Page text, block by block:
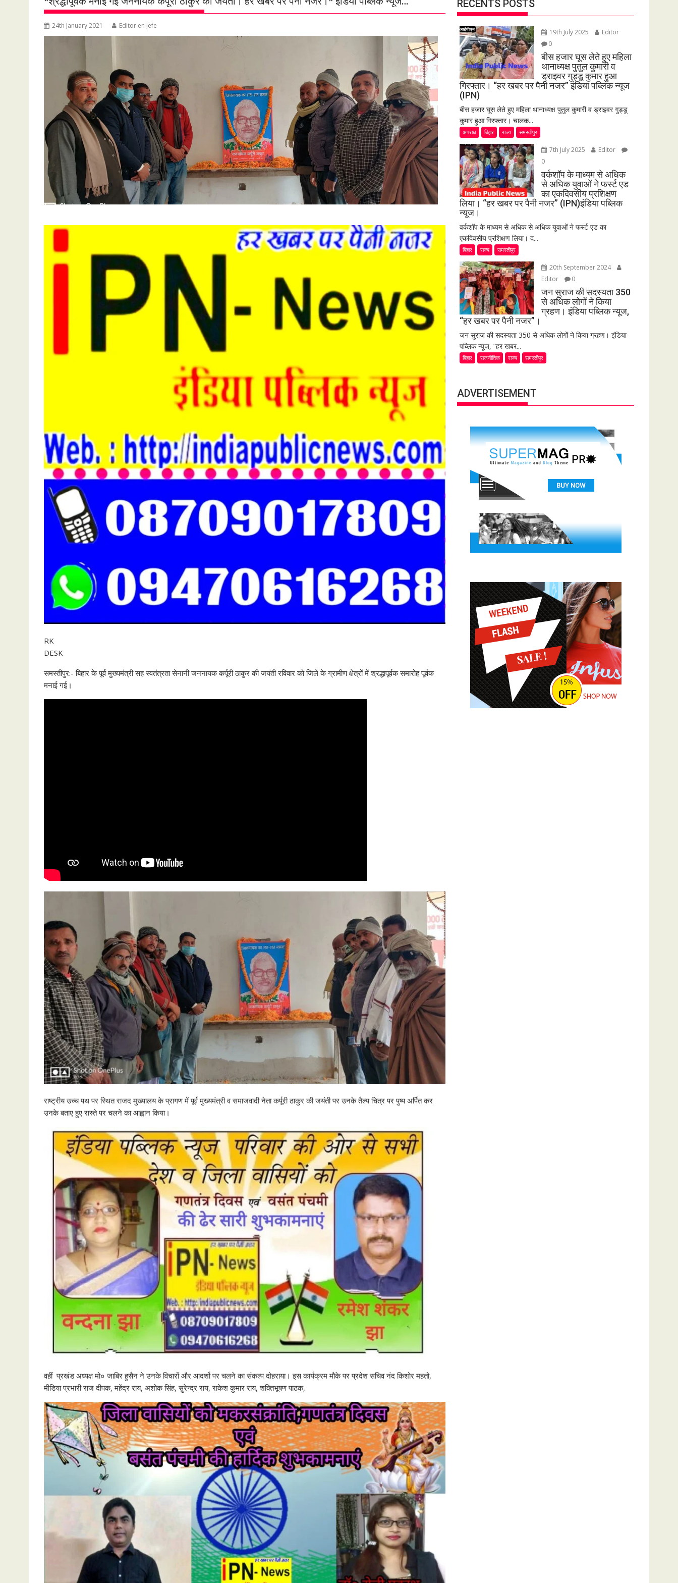
24th January 2021 Editor en jefe
RK
DESK
समस्तीपुर:- बिहार के पूर्व मुख्यमंत्री सह स्वतंत्रता सेनानी जननायक कर्पूरी ठाकुर की जयंती रविवार को जिले के ग्रामीण क्षेत्रों में श्रद्धापूर्वक समारोह पूर्वक
मनाई गई।
राष्ट्रीय उच्च पथ पर स्थित राजद मुख्यालय के प्रागण में पूर्व मुख्यमंत्री व समाजवादी नेता कर्पूरी ठाकुर की जयंती पर उनके तैल्य चित्र पर पुष्प अर्पित कर
उनके बताए हुए रास्ते पर चलने का आह्वान किया।
वहीं प्रखंड अध्यक्ष मो० जाबिर हुसैन ने उनके विचारों और आदर्शो पर चलने का संकल्प दोहराया। इस कार्यक्रम मौके पर प्रदेश सचिव नंद किशोर महतो,
मीडिया प्रभारी राज दीपक, महेंद्र राय, अशोक सिंह, सुरेन्द्र राय, राकेश कुमार राय, शक्तिभूषण पाठक,
RECENTS POSTS
19th July 2025
Editor
0
बीस हजार घूस लेते हुए महिला
थानाध्यक्ष पुतुल कुमारी व
ड्राइवर गुड्डू कुमार हुआ
गिरफ्तार। “हर खबर पर पैनी नजर” इंडिया पब्लिक न्यूज
(IPN)
बीस हजार घूस लेते हुए महिला थानाध्यक्ष पुतुल कुमारी व ड्राइवर गुड्डू
कुमार हुआ गिरफ्तार। चालक...
अपराध बिहार राज्य समस्तीपुर
7th July 2025
Editor
0
वर्कशॉप के माध्यम से अधिक
से अधिक युवाओं ने फर्स्ट एड
का एकदिवसीय प्रशिक्षण
लिया। “हर खबर पर पैनी नजर” (IPN)इंडिया पब्लिक
न्यूज।
वर्कशॉप के माध्यम से अधिक से अधिक युवाओं ने फर्स्ट एड का
एकदिवसीय प्रशिक्षण लिया। द...
बिहार राज्य समस्तीपुर
20th September 2024
Editor
0
जन सुराज की सदस्यता 350
से अधिक लोगों ने किया
ग्रहण। इंडिया पब्लिक न्यूज,
“हर खबर पर पैनी नजर”।
जन सुराज की सदस्यता 350 से अधिक लोगों ने किया ग्रहण। इंडिया
पब्लिक न्यूज, “हर खबर...
बिहार राजनीतिक राज्य समस्तीपुर
ADVERTISEMENT